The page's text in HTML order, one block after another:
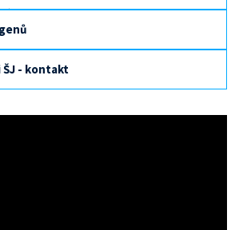
Kč
oběd: 37,- Kč
ŠJ - kontakt